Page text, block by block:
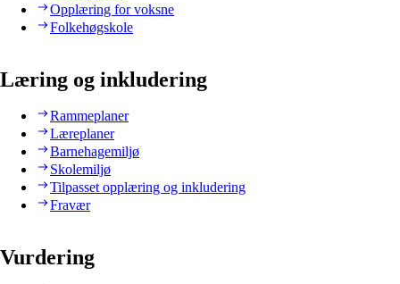
Opplæring for voksne
Folkehøgskole
Læring og inkludering
Rammeplaner
Læreplaner
Barnehagemiljø
Skolemiljø
Tilpasset opplæring og inkludering
Fravær
Vurdering